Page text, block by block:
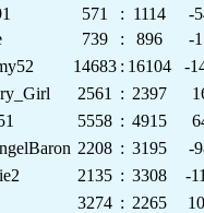
571 : 1114
-
739 : 896
-
14683 : 16104
-
2561 : 2397
5558 : 4915
2208 : 3195
-
2135 : 3308
-
3274 : 2265